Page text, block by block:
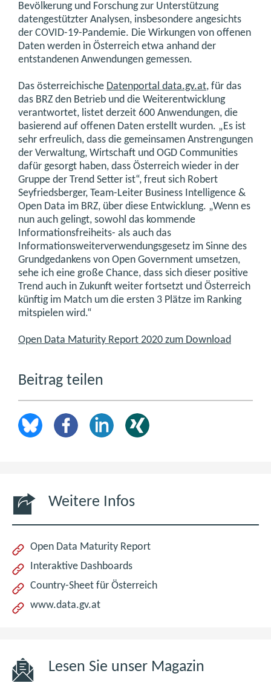
Bevölkerung und Forschung zur Unterstützung
datengestützter Analysen, insbesondere angesichts
der COVID-19-Pandemie. Die Wirkungen von offenen
Daten werden in Österreich etwa anhand der
entstandenen Anwendungen gemessen.
Das österreichische Datenportal data.gv.at, für das
das BRZ den Betrieb und die Weiterentwicklung
verantwortet, listet derzeit 600 Anwendungen, die
basierend auf offenen Daten erstellt wurden. „Es ist
sehr erfreulich, dass die gemeinsamen Anstrengungen
der Verwaltung, Wirtschaft und OGD Communities
dafür gesorgt haben, dass Österreich wieder in der
Gruppe der Trend Setter ist“, freut sich Robert
Seyfriedsberger, Team-Leiter Business Intelligence &
Open Data im BRZ, über diese Entwicklung. „Wenn es
nun auch gelingt, sowohl das kommende
Informationsfreiheits- als auch das
Informationsweiterverwendungsgesetz im Sinne des
Grundgedankens von Open Government umsetzen,
sehe ich eine große Chance, dass sich dieser positive
Trend auch in Zukunft weiter fortsetzt und Österreich
künftig im Match um die ersten 3 Plätze im Ranking
mitspielen wird.“
Open Data Maturity Report 2020 zum Download
Beitrag teilen
Weitere Infos
Open Data Maturity Report(öffnet
Fenster)
Interaktive Dashboards(öffnet
neuen
Country-Sheet für Österreich(öffnet
www.data.gv.at(öffnet
Lesen Sie unser Magazin